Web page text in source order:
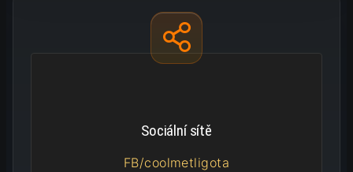
Sociální sítě
FB/coolmetligota